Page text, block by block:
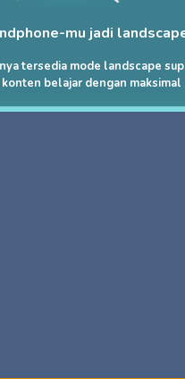
mu jadi
tersedia mode landscape
belajar dengan maksimal